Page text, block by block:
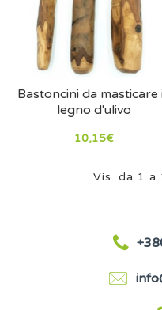
Bastoncini da masticare
legno d'ulivo
10,15€
Vis. da 1 a